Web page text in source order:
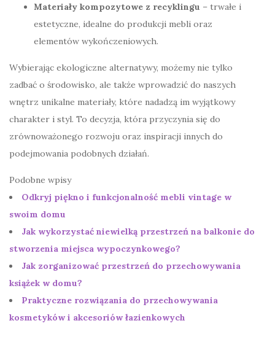
Materiały kompozytowe z recyklingu – trwałe i
estetyczne, idealne do produkcji mebli oraz
elementów wykończeniowych.
Wybierając ekologiczne alternatywy, możemy nie tylko
zadbać o środowisko, ale także wprowadzić do naszych
wnętrz unikalne materiały, które nadadzą im wyjątkowy
charakter i styl. To decyzja, która przyczynia się do
zrównoważonego rozwoju oraz inspiracji innych do
podejmowania podobnych działań.
Podobne wpisy
Odkryj piękno i funkcjonalność mebli vintage w
swoim domu
Jak wykorzystać niewielką przestrzeń na balkonie do
stworzenia miejsca wypoczynkowego?
Jak zorganizować przestrzeń do przechowywania
książek w domu?
Praktyczne rozwiązania do przechowywania
kosmetyków i akcesoriów łazienkowych